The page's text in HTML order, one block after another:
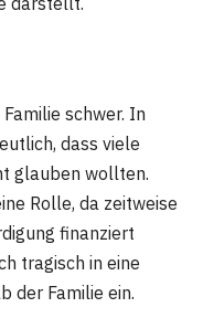
schwer. In
dass viele
glauben wollten.
Rolle, da zeitweise
finanziert
tragisch in eine
der Familie ein.